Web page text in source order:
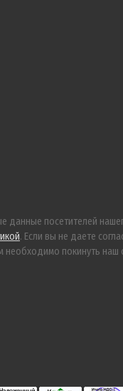
данные посетителей
. Если вы не даете
необходимо покинуть наш